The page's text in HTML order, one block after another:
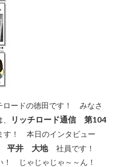
ロードの徳田です！ みなさ
リッチロード通信 第104
す！ 本日のインタビュー
平井 大地 社員です！
じゃじゃじゃ～～ん！